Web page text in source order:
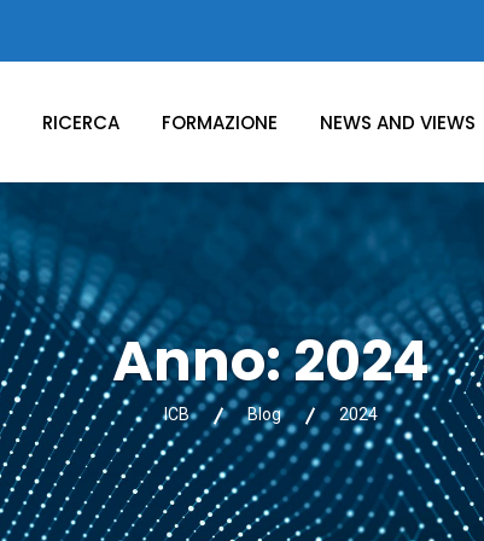
RICERCA FORMAZIONE NEWS AND VIEWS
Anno:2024
ICB Blog 2024